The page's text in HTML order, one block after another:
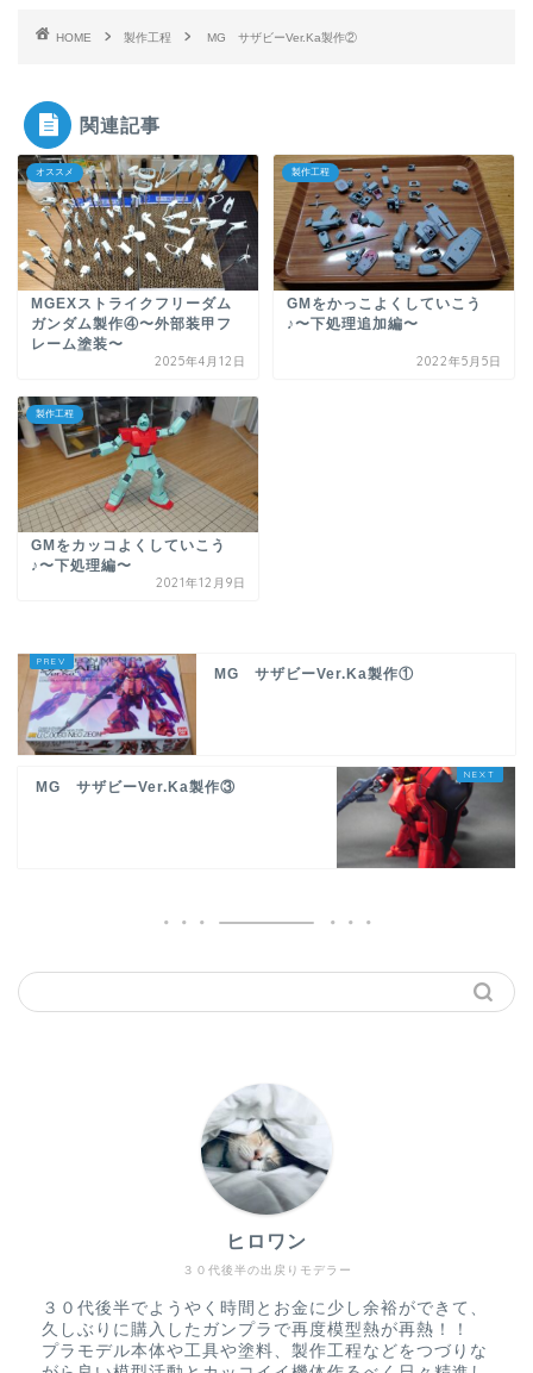
HOME 製作工程 MG サザビーVer.Ka製作②
関連記事
オススメ
MGEXストライクフリーダム
ガンダム製作④〜外部装甲フ
レーム塗装〜
2025年4月12日
製作工程
GMをかっこよくしていこう
♪〜下処理追加編〜
2022年5月5日
製作工程
GMをカッコよくしていこう
♪〜下処理編〜
2021年12月9日
MG サザビーVer.Ka製作①
MG サザビーVer.Ka製作③
３０代後半の出戻りモデラー
ヒロワン
３０代後半でようやく時間とお金に少し余裕ができて、
久しぶりに購入したガンプラで再度模型熱が再熱！！
プラモデル本体や工具や塗料、製作工程などをつづりな